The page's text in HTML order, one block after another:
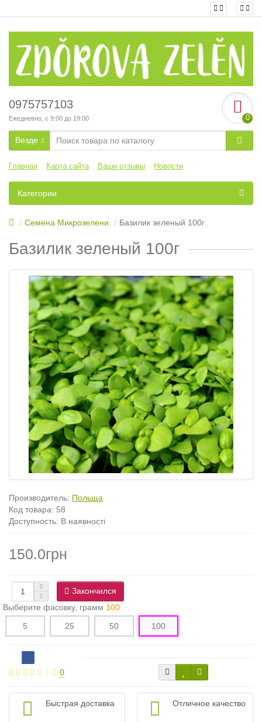
0975757103
Ежедневно, с 9:00 до 19:00 0
Везде
Главная Карта сайта Ваши отзывы Новости
Категории
Семена Микрозелени Базилик зеленый 100г
Базилик зеленый 100г
Производитель: Польща
Код товара: 58
Доступность: В наявності
150.0грн
Закончился
Выберите фасовку, грамм 100
5
25 50 100
0
Быстрая доставка Отличное качество